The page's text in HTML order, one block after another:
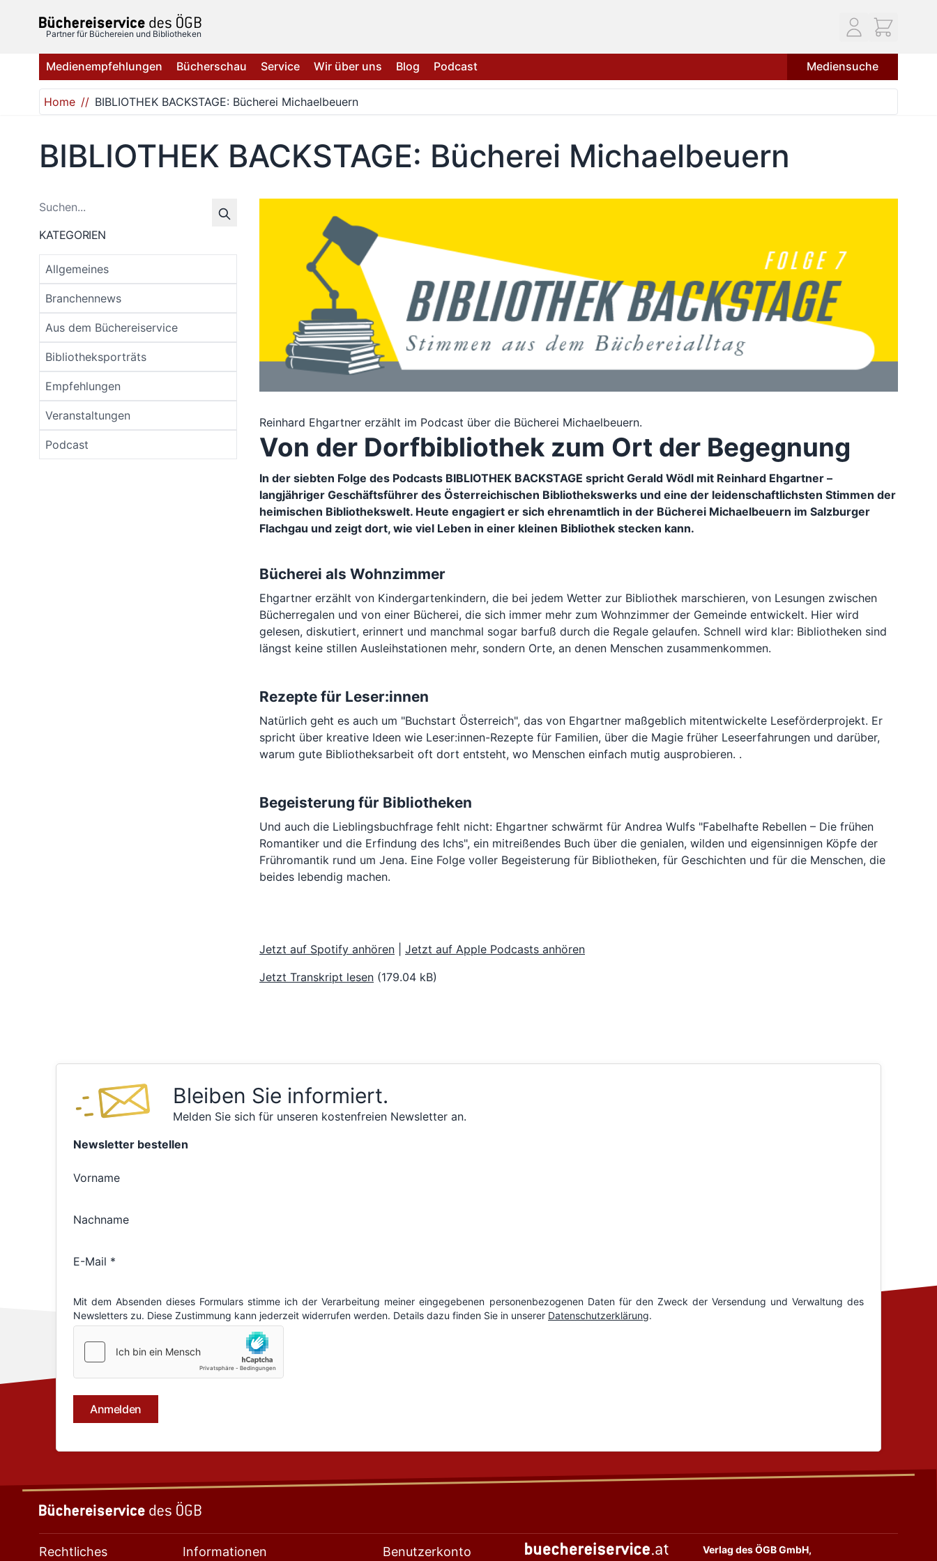
Partner für Büchereien und Bibliotheken
Medienempfehlungen Bücherschau Service Wir über uns Blog Podcast Mediensuche
Home BIBLIOTHEK BACKSTAGE: Bücherei Michaelbeuern
BIBLIOTHEK BACKSTAGE: Bücherei Michaelbeuern
KATEGORIEN
Allgemeines
Branchennews
Aus dem Büchereiservice
Bibliotheksporträts
Empfehlungen
Veranstaltungen
Podcast
Reinhard Ehgartner erzählt im Podcast über die Bücherei Michaelbeuern.
Von der Dorfbibliothek zum Ort der Begegnung
In der siebten Folge des Podcasts BIBLIOTHEK BACKSTAGE spricht Gerald Wödl mit Reinhard Ehgartner –
langjähriger Geschäftsführer des Österreichischen Bibliothekswerks und eine der leidenschaftlichsten Stimmen der
heimischen Bibliothekswelt. Heute engagiert er sich ehrenamtlich in der Bücherei Michaelbeuern im Salzburger
Flachgau und zeigt dort, wie viel Leben in einer kleinen Bibliothek stecken kann.
Bücherei als Wohnzimmer
Ehgartner erzählt von Kindergartenkindern, die bei jedem Wetter zur Bibliothek marschieren, von Lesungen zwischen
Bücherregalen und von einer Bücherei, die sich immer mehr zum Wohnzimmer der Gemeinde entwickelt. Hier wird
gelesen, diskutiert, erinnert und manchmal sogar barfuß durch die Regale gelaufen. Schnell wird klar: Bibliotheken sind
längst keine stillen Ausleihstationen mehr, sondern Orte, an denen Menschen zusammenkommen.
Rezepte für Leser:innen
Natürlich geht es auch um "Buchstart Österreich", das von Ehgartner maßgeblich mitentwickelte Leseförderprojekt. Er
spricht über kreative Ideen wie Leser:innen-Rezepte für Familien, über die Magie früher Leseerfahrungen und darüber,
warum gute Bibliotheksarbeit oft dort entsteht, wo Menschen einfach mutig ausprobieren. .
Begeisterung für Bibliotheken
Und auch die Lieblingsbuchfrage fehlt nicht: Ehgartner schwärmt für Andrea Wulfs "Fabelhafte Rebellen – Die frühen
Romantiker und die Erfindung des Ichs", ein mitreißendes Buch über die genialen, wilden und eigensinnigen Köpfe der
Frühromantik rund um Jena. Eine Folge voller Begeisterung für Bibliotheken, für Geschichten und für die Menschen, die
beides lebendig machen.
Jetzt auf Spotify anhören
Jetzt auf Apple Podcasts anhören
Jetzt Transkript lesen (179.04 kB)
Bleiben Sie informiert.
Melden Sie sich für unseren kostenfreien Newsletter an.
Rechtliches Informationen Benutzerkonto
Verlag des ÖGB GmbH,